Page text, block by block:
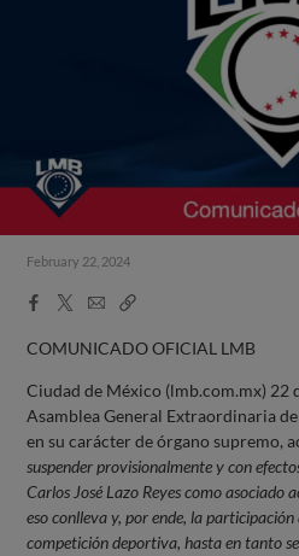
February 22, 2024
Facebook
X
EmailCopy
COMUNICADO OFICIAL LMB
Ciudad de México (lmb.com.mx) 22
Asamblea General Extraordinaria
en su carácter de órgano supremo,
suspender provisionalmente y con
Carlos José Lazo Reyes como asociado
eso conlleva y, por ende, la
competición deportiva, hasta en tanto